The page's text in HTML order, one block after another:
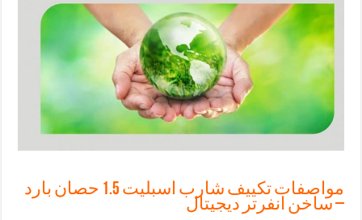
مواصفات تكييف شارب اسبليت 1.5 حصان بارد
– ساخن انفرتر ديجيتال